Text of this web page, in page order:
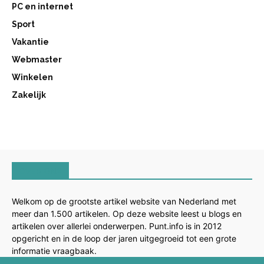
PC en internet
Sport
Vakantie
Webmaster
Winkelen
Zakelijk
Welkom op de grootste artikel website van Nederland met
meer dan 1.500 artikelen. Op deze website leest u blogs en
artikelen over allerlei onderwerpen. Punt.info is in 2012
opgericht en in de loop der jaren uitgegroeid tot een grote
informatie vraagbaak.